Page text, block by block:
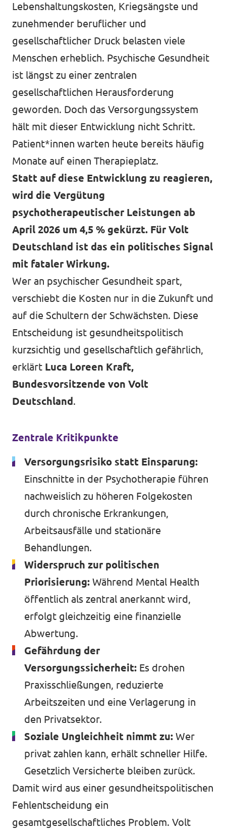
Lebenshaltungskosten, Kriegsängste und
zunehmender beruflicher und
gesellschaftlicher Druck belasten viele
Menschen erheblich. Psychische Gesundheit
ist längst zu einer zentralen
gesellschaftlichen Herausforderung
geworden. Doch das Versorgungssystem
hält mit dieser Entwicklung nicht Schritt.
Patient*innen warten heute bereits häufig
Monate auf einen Therapieplatz.
Statt auf diese Entwicklung zu reagieren,
wird die Vergütung
psychotherapeutischer Leistungen ab
April 2026 um 4,5 % gekürzt. Für Volt
Deutschland ist das ein politisches Signal
mit fataler Wirkung.
Wer an psychischer Gesundheit spart,
verschiebt die Kosten nur in die Zukunft und
auf die Schultern der Schwächsten. Diese
Entscheidung ist gesundheitspolitisch
kurzsichtig und gesellschaftlich gefährlich,
erklärt Luca Loreen Kraft,
Bundesvorsitzende von Volt
Deutschland.
Zentrale Kritikpunkte
Versorgungsrisiko statt Einsparung:
Einschnitte in der Psychotherapie führen
nachweislich zu höheren Folgekosten
durch chronische Erkrankungen,
Arbeitsausfälle und stationäre
Behandlungen.
Widerspruch zur politischen
Priorisierung: Während Mental Health
öffentlich als zentral anerkannt wird,
erfolgt gleichzeitig eine finanzielle
Abwertung.
Gefährdung der
Versorgungssicherheit: Es drohen
Praxisschließungen, reduzierte
Arbeitszeiten und eine Verlagerung in
den Privatsektor.
Soziale Ungleichheit nimmt zu: Wer
privat zahlen kann, erhält schneller Hilfe.
Gesetzlich Versicherte bleiben zurück.
Damit wird aus einer gesundheitspolitischen
Fehlentscheidung ein
gesamtgesellschaftliches Problem. Volt